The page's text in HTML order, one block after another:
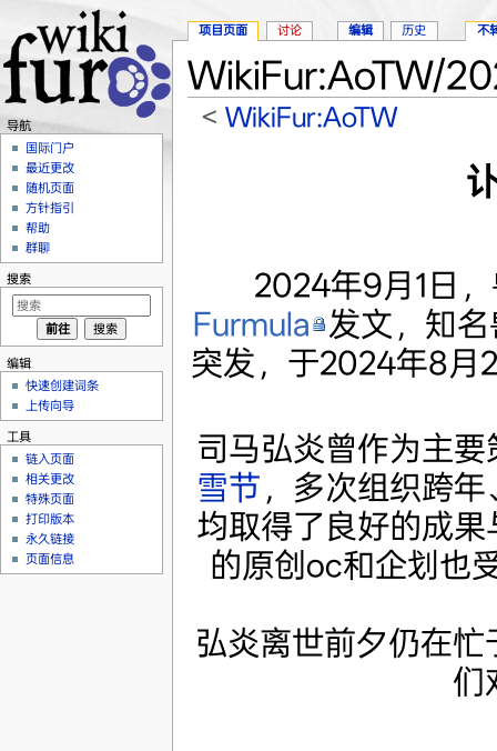
WikiFur:AoTW/
<WikiFur:AoTW
2024年9月1日
Furmula 发文，知
突发，于2024年8月
司马弘炎曾作为主
雪节 ，多次组织跨
均取得了良好的成
的原创oc和企划也
弘炎离世前夕仍在
们
项目页面 讨论 编辑 历史 不
导航
国际门户
最近更改
随机页面
方针指引
帮助
群聊
搜索
编辑
快速创建词条
上传向导
工具
链入页面
相关更改
特殊页面
打印版本
永久链接
页面信息